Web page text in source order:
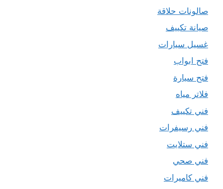
صالونات حلاقة
صيانة تكييف
غسيل سيارات
فتح ابواب
فتح سيارة
فلاتر مياه
فني تكييف
فني رسيفرات
فني ستلايت
فني صحي
فني كاميرات